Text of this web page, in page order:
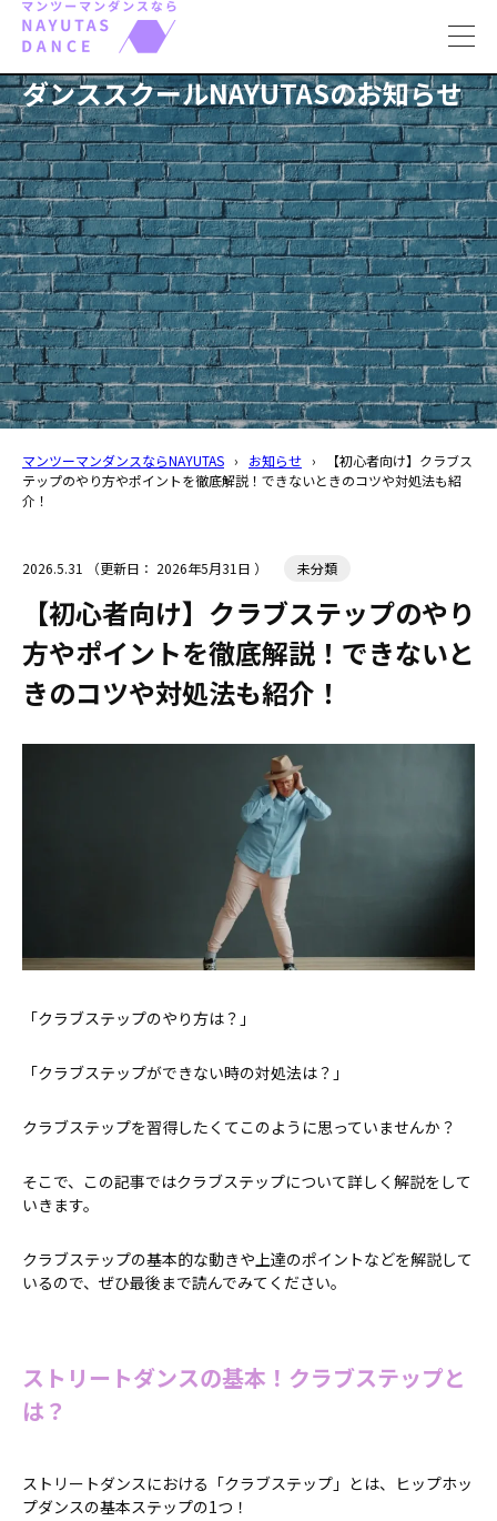
ダンススクールNAYUTASのお知らせ
マンツーマンダンスならNAYUTAS › お知らせ ›
【初心者向け】クラブス
テップのやり方やポイントを徹底解説！できないときのコツや対処法も紹
介！
2026.5.31 （更新日： 2026年5月31日 ） 未分類
【初心者向け】クラブステップのやり
方やポイントを徹底解説！できないと
きのコツや対処法も紹介！
「クラブステップのやり方は？」
「クラブステップができない時の対処法は？」
クラブステップを習得したくてこのように思っていませんか？
そこで、この記事ではクラブステップについて詳しく解説をして
いきます。
クラブステップの基本的な動きや上達のポイントなどを解説して
いるので、ぜひ最後まで読んでみてください。
ストリートダンスの基本！クラブステップと
は？
ストリートダンスにおける「クラブステップ」とは、ヒップホッ
プダンスの基本ステップの1つ！